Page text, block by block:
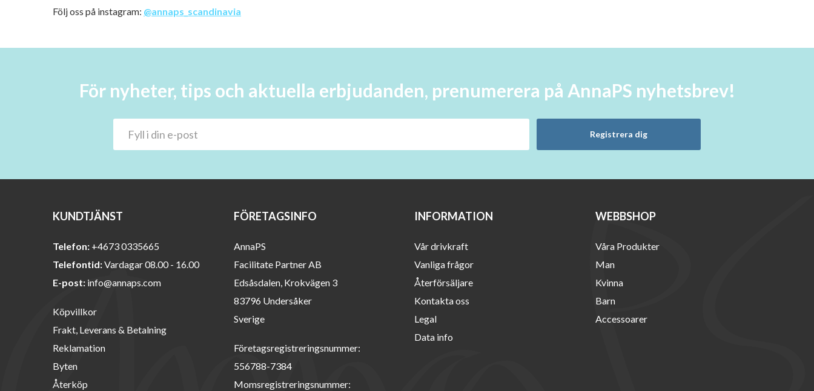
Följ oss på instagram: @annaps_scandinavia
För nyheter, tips och aktuella erbjudanden, prenumerera på AnnaPS nyhetsbrev!
Registrera dig
KUNDTJÄNST
Telefon: +4673 0335665
Telefontid:Vardagar 08.00 - 16.00
E-post: info@annaps.com
Köpvillkor
Frakt, Leverans & Betalning
Reklamation
Byten
Återköp
FÖRETAGSINFO
AnnaPS
Facilitate Partner AB
Edsåsdalen, Krokvägen 3
83796 Undersåker
Sverige
Företagsregistreringsnummer:
556788-7384
Momsregistreringsnummer:
INFORMATION
Vår drivkraft
Vanliga frågor
Återförsäljare
Kontakta oss
Legal
Data info
WEBBSHOP
Våra Produkter
Man
Kvinna
Barn
Accessoarer